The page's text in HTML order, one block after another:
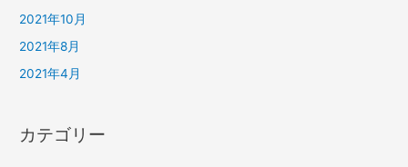
2021年10月
2021年8月
2021年4月
カテゴリー